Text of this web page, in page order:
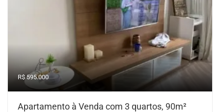
R$ 595.000
Apartamento à Venda com 3 quartos, 90m²